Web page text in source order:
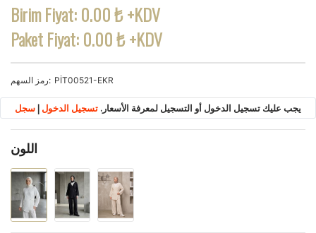
Birim Fiyat:0.00 ₺ +KDV
Paket Fiyat:0.00 ₺ +KDV
رمز السهم PİT00521-EKR
يجب عليك تسجيل الدخول أو التسجيل لمعرفة الأسعار. تسجيل الدخول | سجل
اللون